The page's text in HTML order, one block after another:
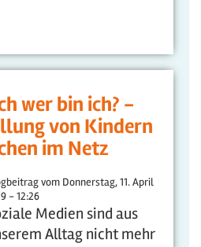
wer bin ich? -
von Kindern
im Netz
vom Donnerstag, 11. April
- 12:26
Medien sind aus
Alltag nicht mehr